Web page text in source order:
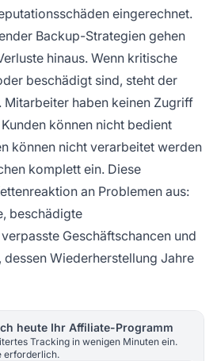
eingerechnet.
Backup-Strategien gehen
hinaus. Wenn kritische
beschädigt sind, steht der
Mitarbeiter haben keinen Zugriff
können nicht bedient
können nicht verarbeitet werden
komplett ein. Diese
an Problemen aus:
beschädigte
Geschäftschancen und
dessen Wiederherstellung Jahre
heute Ihr Affiliate-Programm
Tracking in wenigen Minuten ein.
erforderlich.